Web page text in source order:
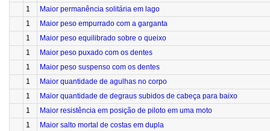
1
Maior permanência solitária em lago
1
Maior peso empurrado com a garganta
1
Maior peso equilibrado sobre o queixo
1
Maior peso puxado com os dentes
1
Maior peso suspenso com os dentes
1
Maior quantidade de agulhas no corpo
1
Maior quantidade de degraus subidos de cabeça para baixo
1
Maior resistência em posição de piloto em uma moto
1
Maior salto mortal de costas em dupla